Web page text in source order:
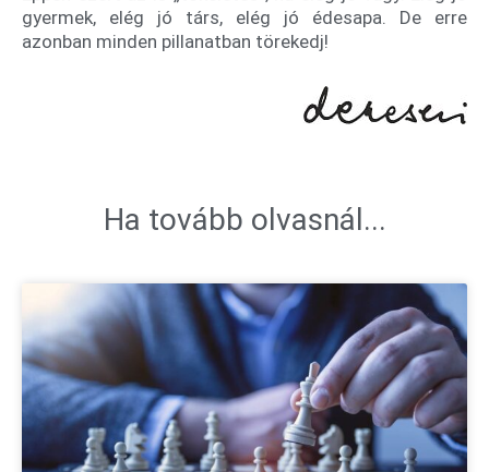
gyermek, elég jó társ, elég jó édesapa. De erre
azonban minden pillanatban törekedj!
Ha tovább olvasnál...